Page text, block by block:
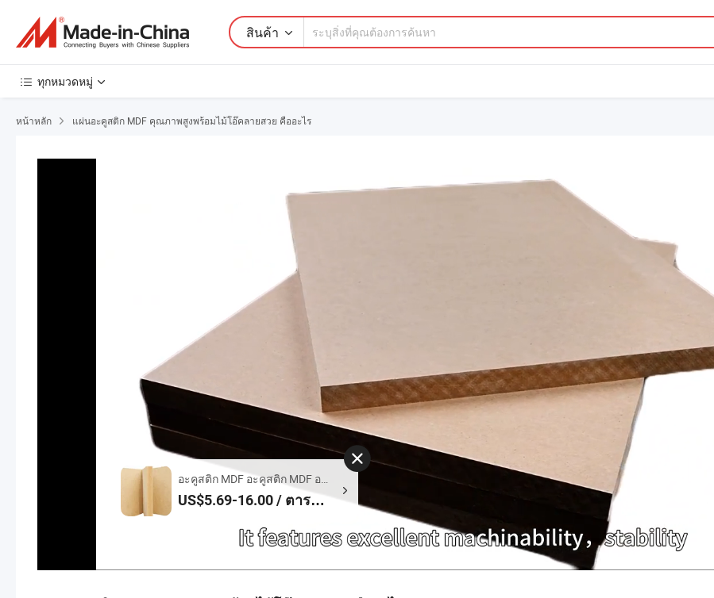
สินค้า
ทุกหมวดหมู่
หน้าหลัก แผ่นอะคูสติก MDF คุณภาพสูงพร้อมไม้โอ๊คลายสวย คืออะไร
อะคูสติก MDF อะคูสติก MDF อะ
คูสติก MDF สำหรับ MDF ในร่ม
การควบคุมเสียงในร่มหน้าต่าง
Paneles De MDMDF 3 มม . อะคู
สติก MDF อะคูสติก MDF MDF
MDF ธรรมชาติ 3 มม
US$5.69-16.00 / ตาราง